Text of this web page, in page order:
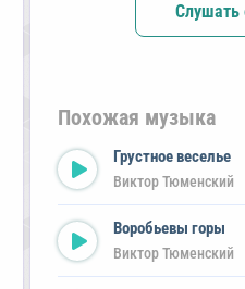
Слушать
Похожая музыка
Грустное веселье
Виктор Тюменский
Воробьевы горы
Виктор Тюменский